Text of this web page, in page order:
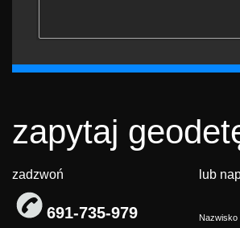
zapytaj
zadzwoń
691-735-979
lub
Nazwisko